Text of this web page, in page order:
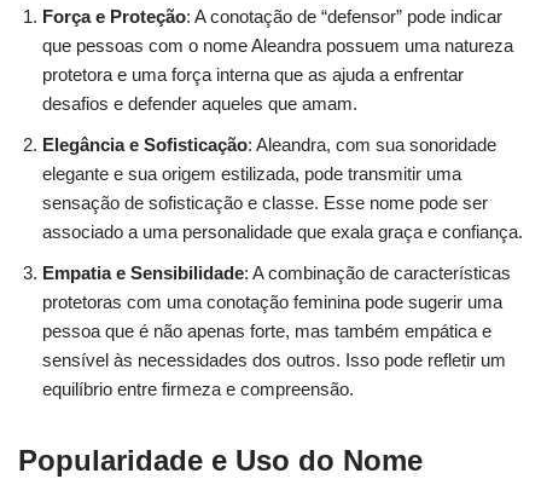
Força e Proteção: A conotação de “defensor” pode indicar
que pessoas com o nome Aleandra possuem uma natureza
protetora e uma força interna que as ajuda a enfrentar
desafios e defender aqueles que amam.
Elegância e Sofisticação: Aleandra, com sua sonoridade
elegante e sua origem estilizada, pode transmitir uma
sensação de sofisticação e classe. Esse nome pode ser
associado a uma personalidade que exala graça e confiança.
Empatia e Sensibilidade: A combinação de características
protetoras com uma conotação feminina pode sugerir uma
pessoa que é não apenas forte, mas também empática e
sensível às necessidades dos outros. Isso pode refletir um
equilíbrio entre firmeza e compreensão.
Popularidade e Uso do Nome